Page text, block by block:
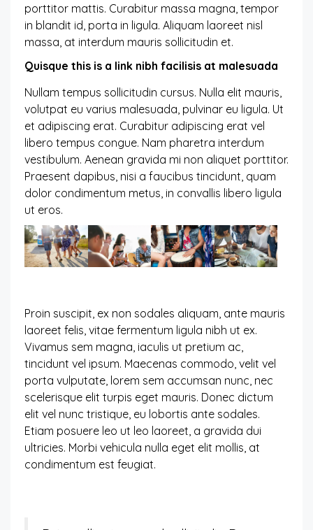
porttitor mattis. Curabitur massa magna, tempor
in blandit id, porta in ligula. Aliquam laoreet nisl
massa, at interdum mauris sollicitudin et.
Quisque this is a link nibh facilisis at malesuada
Nullam tempus sollicitudin cursus. Nulla elit mauris,
volutpat eu varius malesuada, pulvinar eu ligula. Ut
et adipiscing erat. Curabitur adipiscing erat vel
libero tempus congue. Nam pharetra interdum
vestibulum. Aenean gravida mi non aliquet porttitor.
Praesent dapibus, nisi a faucibus tincidunt, quam
dolor condimentum metus, in convallis libero ligula
ut eros.
Proin suscipit, ex non sodales aliquam, ante mauris
laoreet felis, vitae fermentum ligula nibh ut ex.
Vivamus sem magna, iaculis ut pretium ac,
tincidunt vel ipsum. Maecenas commodo, velit vel
porta vulputate, lorem sem accumsan nunc, nec
scelerisque elit turpis eget mauris. Donec dictum
elit vel nunc tristique, eu lobortis ante sodales.
Etiam posuere leo ut leo laoreet, a gravida dui
ultricies. Morbi vehicula nulla eget elit mollis, at
condimentum est feugiat.